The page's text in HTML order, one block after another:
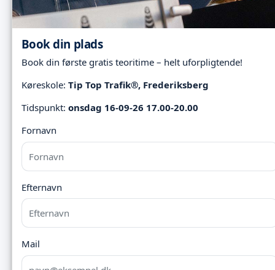
Book din plads
Book din første gratis teoritime – helt uforpligtende!
Køreskole: Tip Top Trafik®, Frederiksberg
Tidspunkt: onsdag 16-09-26 17.00-20.00
Fornavn
Efternavn
Mail